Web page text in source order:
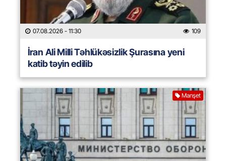
07.08.2026 - 11:30 109
İran Ali Milli Təhlükəsizlik Şurasına yeni
katib təyin edilib
Manşet